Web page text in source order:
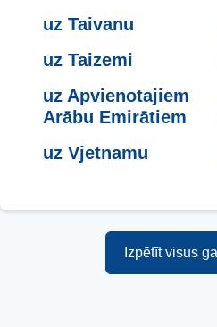
uz Taivanu
uz Taizemi
uz Apvienotajiem
Arābu Emirātiem
uz Vjetnamu
Izpētīt visus